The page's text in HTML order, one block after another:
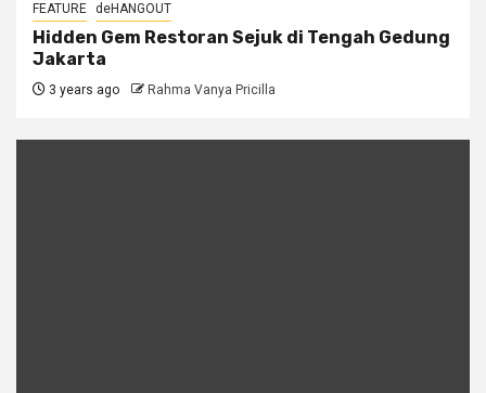
FEATURE deHANGOUT
Hidden Gem Restoran Sejuk di Tengah Gedung
Jakarta
3 years ago Rahma Vanya Pricilla